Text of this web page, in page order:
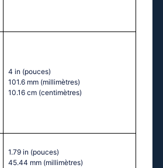
4 in (pouces)
101.6 mm (millimètres)
10.16 cm (centimètres)
1.79 in (pouces)
45.44 mm (millimètres)